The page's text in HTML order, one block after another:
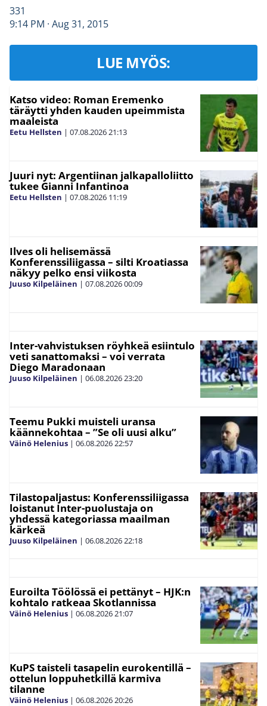
331
9:14 PM · Aug 31, 2015
LUE MYÖS:
Katso video: Roman Eremenko
täräytti yhden kauden upeimmista
maaleista
Eetu Hellsten | 07.08.202621:13
Juuri nyt: Argentiinan jalkapalloliitto
tukee Gianni Infantinoa
Eetu Hellsten | 07.08.2026 11:19
Ilves oli helisemässä
Konferenssiliigassa – silti Kroatiassa
näkyy pelko ensi viikosta
Juuso Kilpeläinen | 07.08.202600:09
Inter-vahvistuksen röyhkeä esiintulo
veti sanattomaksi – voi verrata
Diego Maradonaan
Juuso Kilpeläinen | 06.08.202623:20
Teemu Pukki muisteli uransa
käännekohtaa – ”Se oli uusi alku”
Väinö Helenius | 06.08.202622:57
Tilastopaljastus: Konferenssiliigassa
loistanut Inter-puolustaja on
yhdessä kategoriassa maailman
kärkeä
Juuso Kilpeläinen | 06.08.202622:18
Euroilta Töölössä ei pettänyt – HJK:n
kohtalo ratkeaa Skotlannissa
Väinö Helenius | 06.08.202621:07
KuPS taisteli tasapelin eurokentillä –
ottelun loppuhetkillä karmiva
tilanne
Väinö Helenius | 06.08.202620:26